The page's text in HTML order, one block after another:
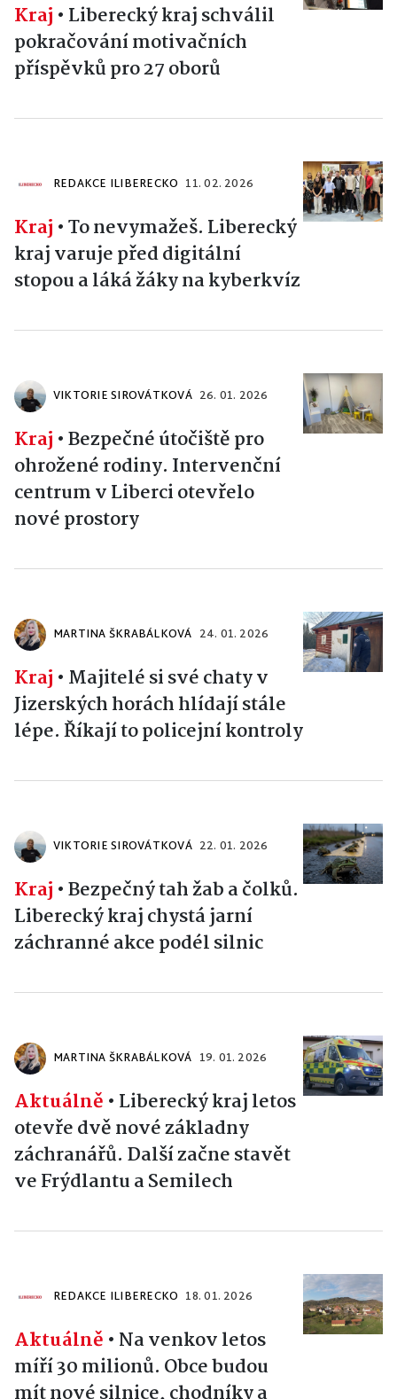
Kraj • Liberecký kraj schválil
pokračování motivačních
příspěvků pro 27 oborů
REDAKCE ILIBERECKO 11. 02. 2026
Kraj •To nevymažeš. Liberecký
kraj varuje před digitální
stopou a láká žáky na kyberkvíz
VIKTORIE SIROVÁTKOVÁ 26. 01. 2026
Kraj •Bezpečné útočiště pro
ohrožené rodiny. Intervenční
centrum v Liberci otevřelo
nové prostory
MARTINA ŠKRABÁLKOVÁ 24. 01. 2026
Kraj • Majitelé si své chaty v
Jizerských horách hlídají stále
lépe. Říkají to policejní kontroly
VIKTORIE SIROVÁTKOVÁ 22. 01. 2026
Kraj •Bezpečný tah žab a čolků.
Liberecký kraj chystá jarní
záchranné akce podél silnic
MARTINA ŠKRABÁLKOVÁ 19. 01. 2026
Aktuálně • Liberecký kraj letos
otevře dvě nové základny
záchranářů. Další začne stavět
ve Frýdlantu a Semilech
REDAKCE ILIBERECKO 18. 01. 2026
Aktuálně • Na venkov letos
míří 30 milionů. Obce budou